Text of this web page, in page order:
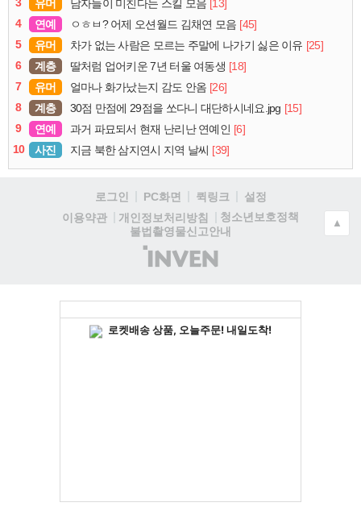
유머 남자들이 미친다는 스킬 모음 [13]
4
연예 ㅇㅎㅂ? 어제 오션월드 김채연 모음 [45]
5
유머 차가 없는 사람은 모르는 주말에 나가기 싫은 이유 [25]
6
계층 딸처럼 업어키운 7년 터울 여동생 [18]
7
유머 얼마나 화가났는지 감도 안옴 [26]
8
계층 30점 만점에 29점을 쏘다니 대단하시네요.jpg [15]
9
연예 과거 파묘되서 현재 난리난 연예인 [6]
10
사진 지금 북한 삼지연시 지역 날씨 [39]
로그인 PC화면 퀵링크
설정
이용약관
개인정보처리방침
청소년보호정책
불법촬영물신고안내
(주)
인
▲